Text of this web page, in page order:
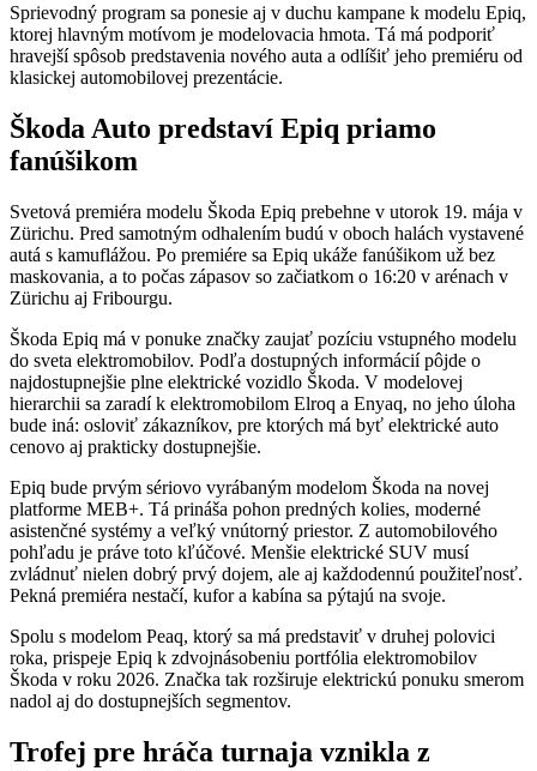
Sprievodný program sa ponesie aj v duchu kampane k modelu Epiq,
ktorej hlavným motívom je modelovacia hmota. Tá má podporiť
hravejší spôsob predstavenia nového auta a odlíšiť jeho premiéru od
klasickej automobilovej prezentácie.
Škoda Auto predstaví Epiq priamo
fanúšikom
Svetová premiéra modelu Škoda Epiq prebehne v utorok 19. mája v
Zürichu. Pred samotným odhalením budú v oboch halách vystavené
autá s kamuflážou. Po premiére sa Epiq ukáže fanúšikom už bez
maskovania, a to počas zápasov so začiatkom o 16:20 v arénach v
Zürichu aj Fribourgu.
Škoda Epiq má v ponuke značky zaujať pozíciu vstupného modelu
do sveta elektromobilov. Podľa dostupných informácií pôjde o
najdostupnejšie plne elektrické vozidlo Škoda. V modelovej
hierarchii sa zaradí k elektromobilom Elroq a Enyaq, no jeho úloha
bude iná: osloviť zákazníkov, pre ktorých má byť elektrické auto
cenovo aj prakticky dostupnejšie.
Epiq bude prvým sériovo vyrábaným modelom Škoda na novej
platforme MEB+. Tá prináša pohon predných kolies, moderné
asistenčné systémy a veľký vnútorný priestor. Z automobilového
pohľadu je práve toto kľúčové. Menšie elektrické SUV musí
zvládnuť nielen dobrý prvý dojem, ale aj každodennú použiteľnosť.
Pekná premiéra nestačí, kufor a kabína sa pýtajú na svoje.
Spolu s modelom Peaq, ktorý sa má predstaviť v druhej polovici
roka, prispeje Epiq k zdvojnásobeniu portfólia elektromobilov
Škoda v roku 2026. Značka tak rozširuje elektrickú ponuku smerom
nadol aj do dostupnejších segmentov.
Trofej pre hráča turnaja vznikla z